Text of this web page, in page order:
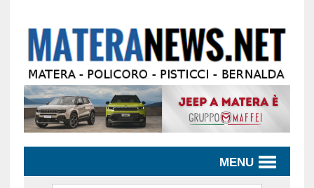
MENU